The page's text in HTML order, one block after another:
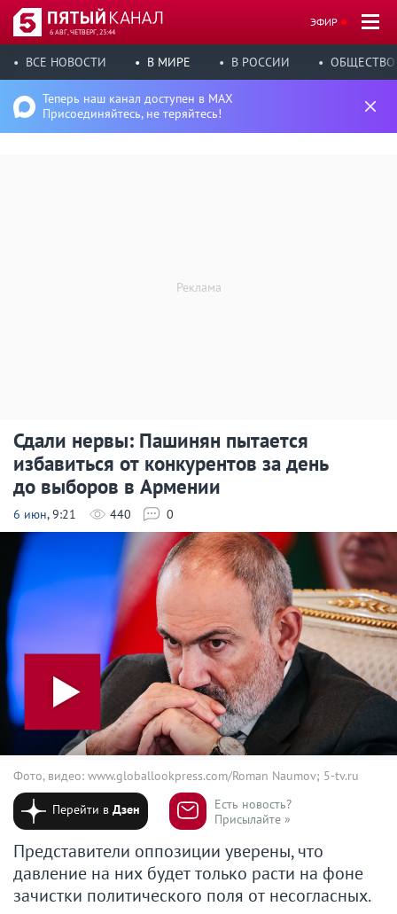
6 АВГ, ЧЕТВЕРГ, 23:44
ЭФИР
ВСЕ НОВОСТИ В МИРЕ В РОССИИ ОБЩЕСТВО
Теперь наш канал доступен в MAX
Присоединяйтесь, не теряйтесь!
Сдали нервы: Пашинян пытается
избавиться от конкурентов за день
до выборов в Армении
6 июн, 9:21 440 0
Фото, видео: www.globallookpress.com/Roman Naumov; 5-tv.ru
Перейти вДзен
Есть новость?
Присылайте »
Представители оппозиции уверены, что
давление на них будет только расти на фоне
зачистки политического поля от несогласных.